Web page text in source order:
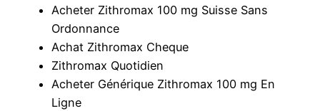
Acheter Zithromax 100 mg Suisse Sans
Ordonnance
Achat Zithromax Cheque
Zithromax Quotidien
Acheter Générique Zithromax 100 mg En
Ligne